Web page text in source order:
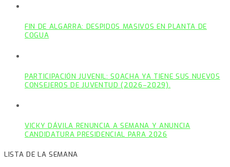
FIN DE ALGARRA: DESPIDOS MASIVOS EN PLANTA DE
COGUA
PARTICIPACIÓN JUVENIL: SOACHA YA TIENE SUS NUEVOS
CONSEJEROS DE JUVENTUD (2026–2029).
VICKY DÁVILA RENUNCIA A SEMANA Y ANUNCIA
CANDIDATURA PRESIDENCIAL PARA 2026
LISTA DE LA SEMANA